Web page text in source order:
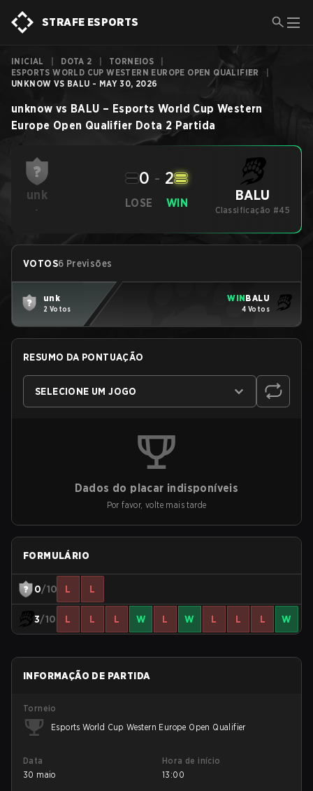
STRAFE ESPORTS
INICIAL DOTA 2 TORNEIOS
ESPORTS WORLD CUP WESTERN EUROPE OPEN QUALIFIER
UNKNOW VS BALU - MAY 30, 2026
unknow vs BALU – Esports World Cup Western
Europe Open Qualifier Dota 2 Partida
unk
-
LOSE
0 - 2
WIN BALU
Classificação #45
VOTOS6 Previsões
unk
2 Votos
WINBALU
4 Votos
RESUMO DA PONTUAÇÃO
SELECIONE UM JOGO
Dados do placar indisponíveis
Por favor, volte mais tarde
FORMULÁRIO
0/10 L L
3/10 L L L W L W L L L W
INFORMAÇÃO DE PARTIDA
Torneio
Esports World Cup Western Europe Open Qualifier
Data
30 maio
Hora de início
13:00